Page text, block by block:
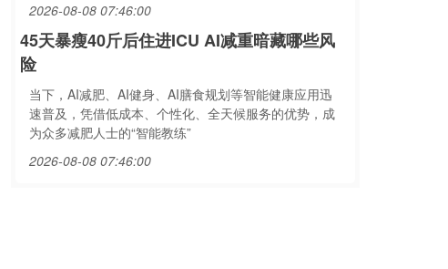
2026-08-08 07:46:00
45天暴瘦40斤后住进ICU AI减重暗藏哪些风
险
当下，AI减肥、AI健身、AI膳食规划等智能健康应用迅
速普及，凭借低成本、个性化、全天候服务的优势，成
为众多减肥人士的“智能教练”
2026-08-08 07:46:00